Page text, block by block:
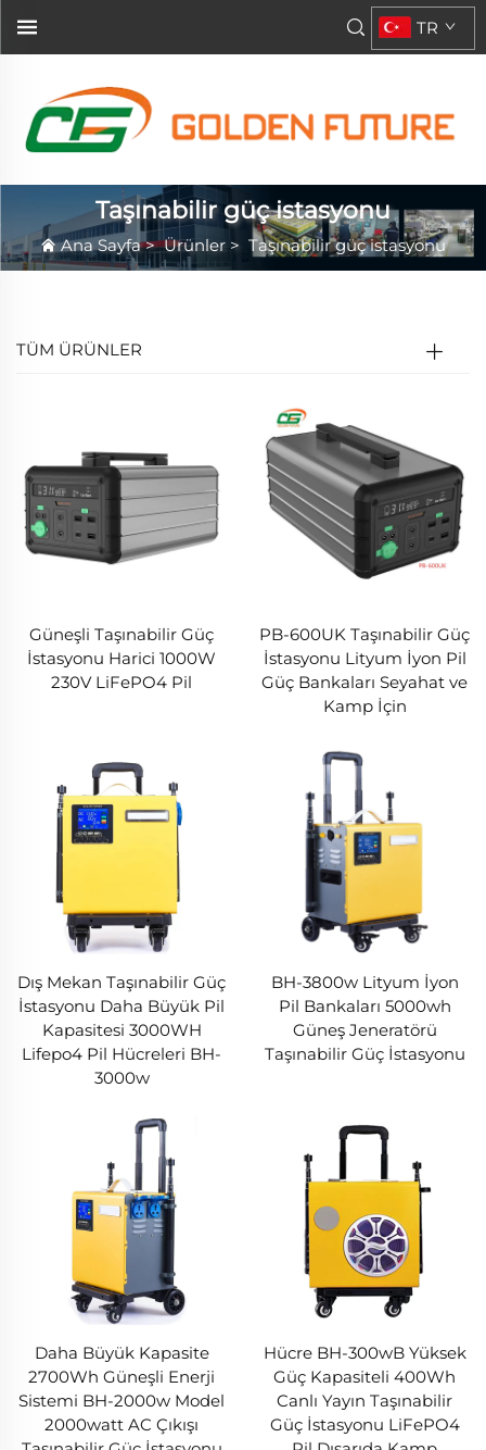
TR
Taşınabilir güç istasyonu
Ana Sayfa>Ürünler > Taşınabilir güç istasyonu
TÜM ÜRÜNLER
Güneşli Taşınabilir Güç
İstasyonu Harici 1000W
230V LiFePO4 Pil
PB-600UK Taşınabilir Güç
İstasyonu Lityum İyon Pil
Güç Bankaları Seyahat ve
Kamp İçin
Dış Mekan Taşınabilir Güç
İstasyonu Daha Büyük Pil
Kapasitesi 3000WH
Lifepo4 Pil Hücreleri BH-
3000w
BH-3800w Lityum İyon
Pil Bankaları 5000wh
Güneş Jeneratörü
Taşınabilir Güç İstasyonu
Daha Büyük Kapasite
2700Wh Güneşli Enerji
Sistemi BH-2000w Model
2000watt AC Çıkışı
Hücre BH-300wB Yüksek
Güç Kapasiteli 400Wh
Canlı Yayın Taşınabilir
Güç İstasyonu LiFePO4